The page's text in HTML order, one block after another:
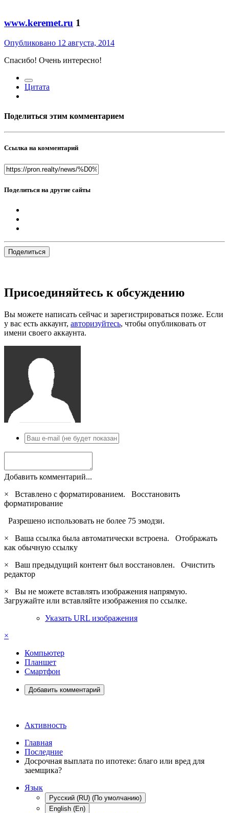
www.keremet.ru 1
Опубликовано 12 августа, 2014
Спасибо! Очень интересно!
Цитата
Поделиться этим комментарием
Ссылка на комментарий
Поделиться на другие сайты
Поделиться
Присоединяйтесь к обсуждению
Вы можете написать сейчас и зарегистрироваться позже. Если
у вас есть аккаунт, авторизуйтесь, чтобы опубликовать от
имени своего аккаунта.
Добавить комментарий...
×
Вставлено с форматированием. Восстановить
форматирование
Разрешено использовать не более 75 эмодзи.
×
Ваша ссылка была автоматически встроена. Отображать
как обычную ссылку
×
Ваш предыдущий контент был восстановлен. Очистить
редактор
×
Вы не можете вставлять изображения напрямую.
Загружайте или вставляйте изображения по ссылке.
Указать URL изображения
×
Компьютер
Планшет
Смартфон
Добавить комментарий
Активность
Главная
Последние
Досрочная выплата по ипотеке: благо или вред для
заемщика?
Язык
Русский (RU) (По умолчанию)
English (En)